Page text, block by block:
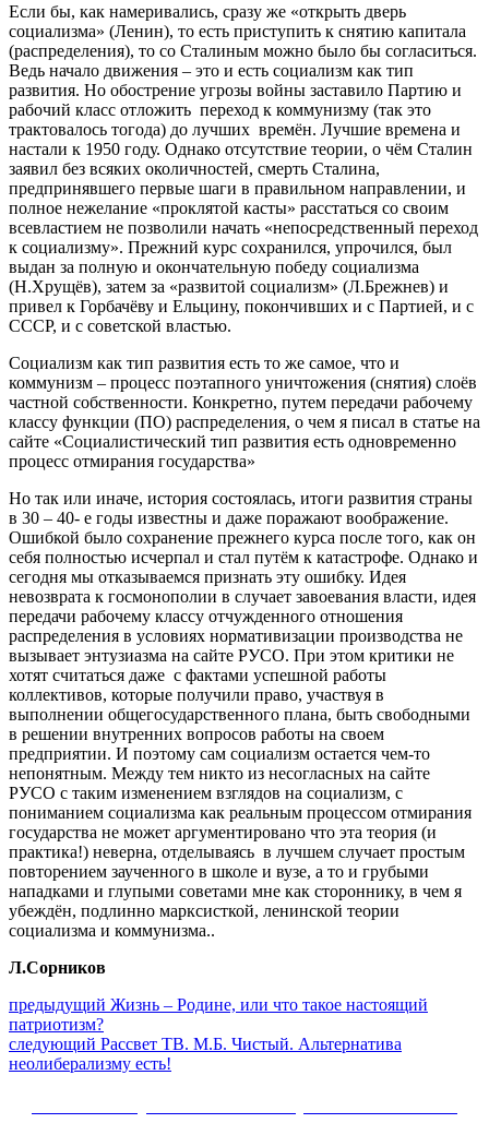
Если бы, как намеривались, сразу же «открыть дверь
социализма» (Ленин), то есть приступить к снятию капитала
(распределения), то со Сталиным можно было бы согласиться.
Ведь начало движения – это и есть социализм как тип
развития. Но обострение угрозы войны заставило Партию и
рабочий класс отложить переход к коммунизму (так это
трактовалось тогода) до лучших времён. Лучшие времена и
настали к 1950 году. Однако отсутствие теории, о чём Сталин
заявил без всяких околичностей, смерть Сталина,
предпринявшего первые шаги в правильном направлении, и
полное нежелание «проклятой касты» расстаться со своим
всевластием не позволили начать «непосредственный переход
к социализму». Прежний курс сохранился, упрочился, был
выдан за полную и окончательную победу социализма
(Н.Хрущёв), затем за «развитой социализм» (Л.Брежнев) и
привел к Горбачёву и Ельцину, покончивших и с Партией, и с
СССР, и с советской властью.
Социализм как тип развития есть то же самое, что и
коммунизм – процесс поэтапного уничтожения (снятия) слоёв
частной собственности. Конкретно, путем передачи рабочему
классу функции (ПО) распределения, о чем я писал в статье на
сайте «Социалистический тип развития есть одновременно
процесс отмирания государства»
Но так или иначе, история состоялась, итоги развития страны
в 30 – 40- е годы известны и даже поражают воображение.
Ошибкой было сохранение прежнего курса после того, как он
себя полностью исчерпал и стал путём к катастрофе. Однако и
сегодня мы отказываемся признать эту ошибку. Идея
невозврата к госмонополии в случает завоевания власти, идея
передачи рабочему классу отчужденного отношения
распределения в условиях нормативизации производства не
вызывает энтузиазма на сайте РУСО. При этом критики не
хотят считаться даже с фактами успешной работы
коллективов, которые получили право, участвуя в
выполнении общегосударственного плана, быть свободными
в решении внутренних вопросов работы на своем
предприятии. И поэтому сам социализм остается чем-то
непонятным. Между тем никто из несогласных на сайте
РУСО с таким изменением взглядов на социализм, с
пониманием социализма как реальным процессом отмирания
государства не может аргументировано что эта теория (и
практика!) неверна, отделываясь в лучшем случает простым
повторением заученного в школе и вузе, а то и грубыми
нападками и глупыми советами мне как стороннику, в чем я
убеждён, подлинно марксисткой, ленинской теории
социализма и коммунизма..
Л.Сорников
Навигация
по
записям
предыдущий Предыдущий
Жизнь – Родине, или что такое настоящий
патриотизм?
следующий Следующее
сообщение:
Рассвет ТВ. М.Б. Чистый. Альтернатива
неолиберализму есть!